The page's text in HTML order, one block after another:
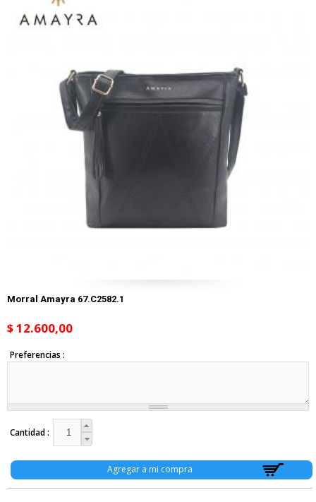
Morral Amayra 67.C2582.1
$ 12.600,00
Preferencias
Cantidad